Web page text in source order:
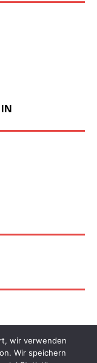
IN
wir verwenden
Wir speichern